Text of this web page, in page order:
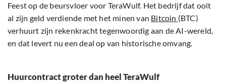
Feest op de beursvloer voor TeraWulf. Het bedrijf dat ooit
al zijn geld verdiende met het minen van Bitcoin (BTC)
verhuurt zijn rekenkracht tegenwoordig aan de AI-wereld,
en dat levert nu een deal op van historische omvang.
Huurcontract groter dan heel TeraWulf